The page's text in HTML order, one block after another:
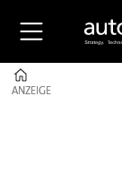
ANZEIGE
ANZEIGE